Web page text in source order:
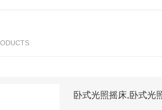
卧式光照摇床,卧式光